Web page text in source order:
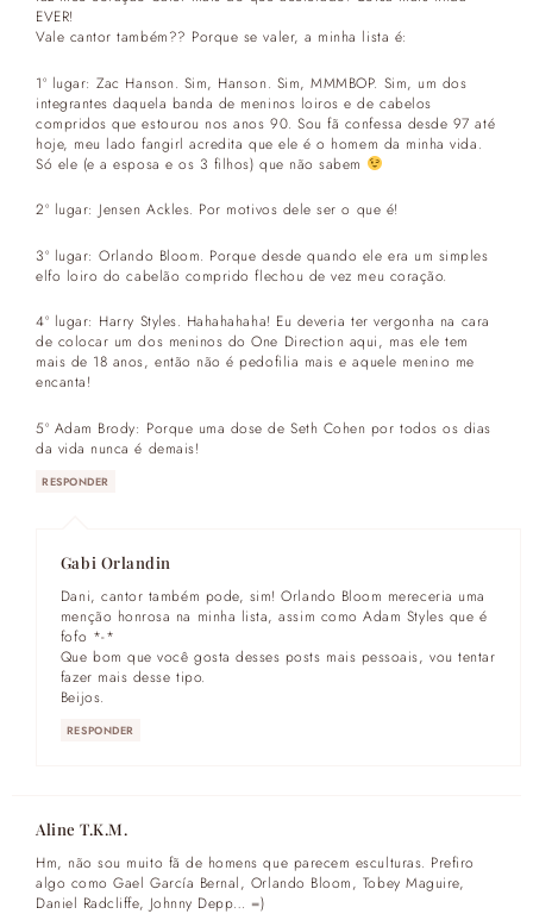
EVER!
Vale cantor também?? Porque se valer, a minha lista é:
1º lugar: Zac Hanson. Sim, Hanson. Sim, MMMBOP. Sim, um dos
integrantes daquela banda de meninos loiros e de cabelos
compridos que estourou nos anos 90. Sou fã confessa desde 97 até
hoje, meu lado fangirl acredita que ele é o homem da minha vida.
Só ele (e a esposa e os 3 filhos) que não sabem
2º lugar: Jensen Ackles. Por motivos dele ser o que é!
3º lugar: Orlando Bloom. Porque desde quando ele era um simples
elfo loiro do cabelão comprido flechou de vez meu coração.
4º lugar: Harry Styles. Hahahahaha! Eu deveria ter vergonha na cara
de colocar um dos meninos do One Direction aqui, mas ele tem
mais de 18 anos, então não é pedofilia mais e aquele menino me
encanta!
5º Adam Brody: Porque uma dose de Seth Cohen por todos os dias
da vida nunca é demais!
RESPONDER
Gabi Orlandin
Dani, cantor também pode, sim! Orlando Bloom mereceria uma
menção honrosa na minha lista, assim como Adam Styles que é
fofo *-*
Que bom que você gosta desses posts mais pessoais, vou tentar
fazer mais desse tipo.
Beijos.
RESPONDER
Aline T.K.M.
Hm, não sou muito fã de homens que parecem esculturas. Prefiro
algo como Gael García Bernal, Orlando Bloom, Tobey Maguire,
Daniel Radcliffe, Johnny Depp… =)